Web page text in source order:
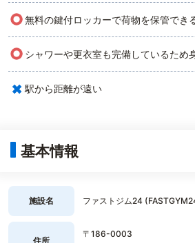
○無料の鍵付ロッカーで荷物を保管でき
○ シャワーや更衣室も完備しているため
× 駅から距離が遠い
基本情報
施設名 ファストジム24
住所
〒186-0003